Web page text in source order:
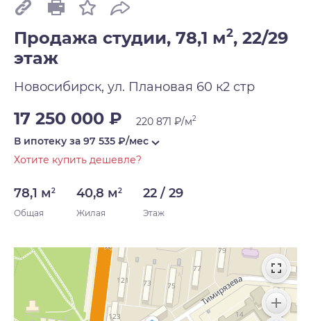
Продажа студии, 78,1 м2, 22/29
этаж
Новосибирск, ул. Плановая 60 к2 стр
17 250 000 ₽ 220 871 ₽/м2
В ипотеку за 97 535 ₽/мес
Хотите купить дешевле?
78,1 м2
Общая
40,8 м2
Жилая
22 / 29
Этаж